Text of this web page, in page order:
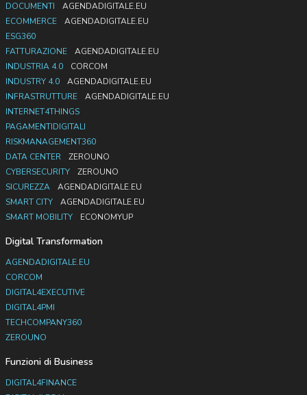
DOCUMENTI
AGENDADIGITALE.EU
ECOMMERCE
AGENDADIGITALE.EU
ESG360
FATTURAZIONE
AGENDADIGITALE.EU
INDUSTRIA 4.0
CORCOM
INDUSTRY 4.0
AGENDADIGITALE.EU
INFRASTRUTTURE
AGENDADIGITALE.EU
INTERNET4THINGS
PAGAMENTIDIGITALI
RISKMANAGEMENT360
DATA CENTER
ZEROUNO
CYBERSECURITY
ZEROUNO
SICUREZZA
AGENDADIGITALE.EU
SMART CITY
AGENDADIGITALE.EU
SMART MOBILITY
ECONOMYUP
Digital Transformation
AGENDADIGITALE.EU
CORCOM
DIGITAL4EXECUTIVE
DIGITAL4PMI
TECHCOMPANY360
ZEROUNO
Funzioni di Business
DIGITAL4FINANCE